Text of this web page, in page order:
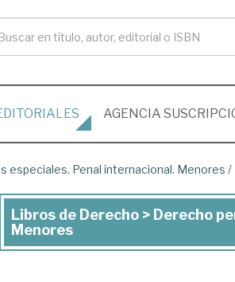
AGENCIA
especiales. Penal internacional. Menores /
Libros
de
Libros de Derecho > Derecho
Menores